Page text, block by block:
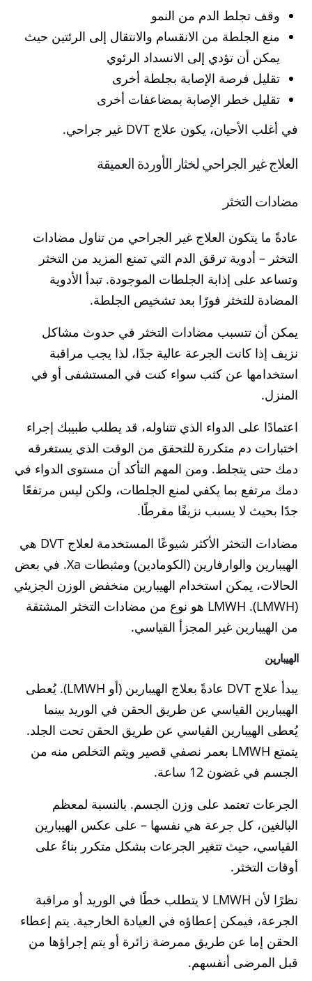
وقف تجلط الدم من النمو
منع الجلطة من الانقسام والانتقال إلى الرئتين حيث
يمكن أن تؤدي إلى الانسداد الرئوي
تقليل فرصة الإصابة بجلطة أخرى
تقليل خطر الإصابة بمضاعفات أخرى
في أغلب الأحيان، يكون علاج DVT غير جراحي.
العلاج غير الجراحي لخثار الأوردة العميقة
مضادات التخثر
عادةً ما يتكون العلاج غير الجراحي من تناول مضادات
التخثر – أدوية ترقق الدم التي تمنع المزيد من التخثر
وتساعد على إذابة الجلطات الموجودة. تبدأ الأدوية
المضادة للتخثر فورًا بعد تشخيص الجلطة.
يمكن أن تتسبب مضادات التخثر في حدوث مشاكل
نزيف إذا كانت الجرعة عالية جدًا، لذا يجب مراقبة
استخدامها عن كثب سواء كنت في المستشفى أو في
المنزل.
اعتمادًا على الدواء الذي تتناوله، قد يطلب طبيبك إجراء
اختبارات دم متكررة للتحقق من الوقت الذي يستغرقه
دمك حتى يتجلط. ومن المهم التأكد أن مستوى الدواء في
دمك مرتفع بما يكفي لمنع الجلطات، ولكن ليس مرتفعًا
جدًا بحيث لا يسبب نزيفًا مفرطًا.
مضادات التخثر الأكثر شيوعًا المستخدمة لعلاج DVT هي
الهيبارين والوارفارين (الكومادين) ومثبطات Xa. في بعض
الحالات، يمكن استخدام الهيبارين منخفض الوزن الجزيئي
(LMWH). LMWH هو نوع من مضادات التخثر المشتقة
من الهيبارين غير المجزأ القياسي.
الهيبارين
يبدأ علاج DVT عادةً بعلاج الهيبارين (أو LMWH). يُعطى
الهيبارين القياسي عن طريق الحقن في الوريد بينما
يُعطى الهيبارين القياسي عن طريق الحقن تحت الجلد.
يتمتع LMWH بعمر نصفي قصير ويتم التخلص منه من
الجسم في غضون 12 ساعة.
الجرعات تعتمد على وزن الجسم. بالنسبة لمعظم
البالغين، كل جرعة هي نفسها – على عكس الهيبارين
القياسي، حيث تتغير الجرعات بشكل متكرر بناءً على
أوقات التخثر.
نظرًا لأن LMWH لا يتطلب خطًا في الوريد أو مراقبة
الجرعة، فيمكن إعطاؤه في العيادة الخارجية. يتم إعطاء
الحقن إما عن طريق ممرضة زائرة أو يتم إجراؤها من
قبل المرضى أنفسهم.